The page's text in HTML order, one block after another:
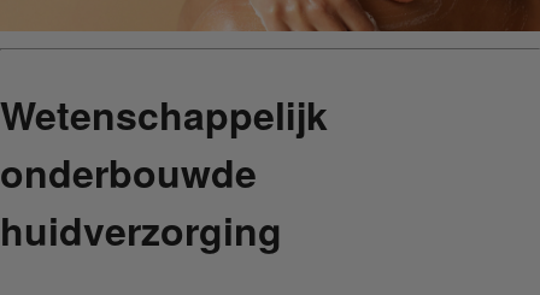
Wetenschappelijk
onderbouwde
huidverzorging